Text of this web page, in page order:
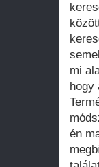
mi
hogy
én